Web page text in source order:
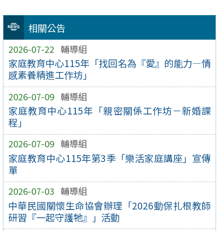
相關公告
2026-07-22 輔導組
家庭教育中心115年「找回名為『愛』的能力—情
感素養精進工作坊」
2026-07-09 輔導組
家庭教育中心115年「親密關係工作坊－新婚課
程」
2026-07-09 輔導組
家庭教育中心115年第3季「樂活家庭講座」宣傳
單
2026-07-03 輔導組
中華民國關懷生命協會辦理「2026動保扎根教師
研習『一起守護牠』」活動